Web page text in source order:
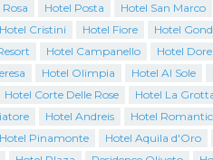
Hotel Posta Hotel San Marco
Hotel Cristini Hotel Fiore Hotel
Hotel Campanello Hotel Dore'
Hotel Olimpia Hotel Al Sole
Hotel Corte Delle Rose Hotel La
Hotel Andreis Hotel Romantic
Hotel Pinamonte Hotel Aquila d'Oro